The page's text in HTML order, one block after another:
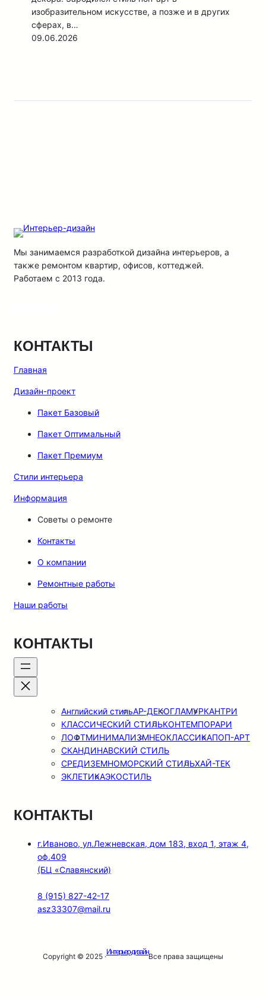
изобразительном искусстве, а позже и в других
сферах, в…
09.06.2026
Мы занимаемся разработкой дизайна интерьеров, а
также ремонтом квартир, офисов, коттеджей.
Работаем с 2013 года.
КОНТАКТЫ
Главная
Дизайн-проект
Пакет Базовый
Пакет Оптимальный
Пакет Премиум
Стили интерьера
Информация
Советы о ремонте
Контакты
О компании
Ремонтные работы
Наши работы
КОНТАКТЫ
Английский стильАР-ДЕКОГЛАМУРКАНТРИ
КЛАССИЧЕСКИЙ СТИЛЬКОНТЕМПОРАРИ
ЛОФТМИНИМАЛИЗМНЕОКЛАССИКАПОП-АРТ
СКАНДИНАВСКИЙ СТИЛЬ
СРЕДИЗЕМНОМОРСКИЙ СТИЛЬХАЙ-ТЕК
ЭКЛЕТИКАЭКОСТИЛЬ
КОНТАКТЫ
г.Иваново, ул.Лежневская, дом 183, вход 1, этаж 4,
оф.409
(БЦ «Славянский)
8 (915) 827-42-17
asz33307@mail.ru
Copyright © 2025 ·
Интерьер-дизайн
Все права защищены